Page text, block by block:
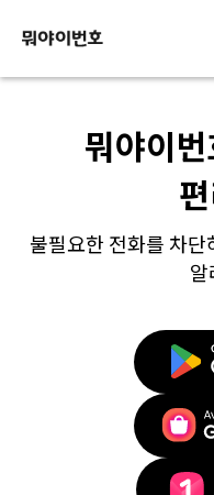
뭐야이
불필요한 전화를 차